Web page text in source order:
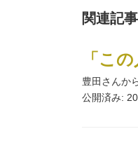
関連記事
「こ
豊田さんか
公開済み: